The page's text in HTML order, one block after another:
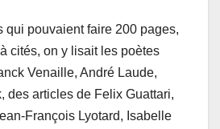
qui pouvaient faire 200 pages,
cités, on y lisait les poètes
Venaille, André Laude,
des articles de Felix Guattari,
François Lyotard, Isabelle